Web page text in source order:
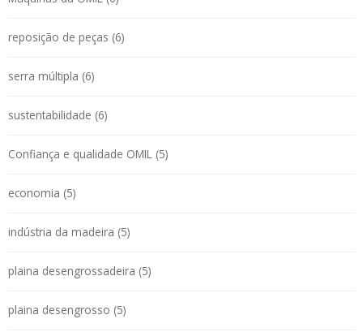
reposição de peças (6)
serra múltipla (6)
sustentabilidade (6)
Confiança e qualidade OMIL (5)
economia (5)
indústria da madeira (5)
plaina desengrossadeira (5)
plaina desengrosso (5)